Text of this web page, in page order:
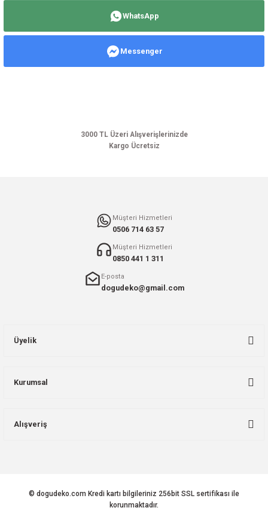
Ürün resmi kalitesiz, bozuk veya görüntülenemiyor.
WhatsApp
Messenger
3000 TL Üzeri Alışverişlerinizde
Kargo Ücretsiz
Müşteri Hizmetleri
0506 714 63 57
Müşteri Hizmetleri
0850 441 1 311
E-posta
dogudeko@gmail.com
Üyelik
Kurumsal
Alışveriş
© dogudeko.com Kredi kartı bilgileriniz 256bit SSL sertifikası ile
korunmaktadır.